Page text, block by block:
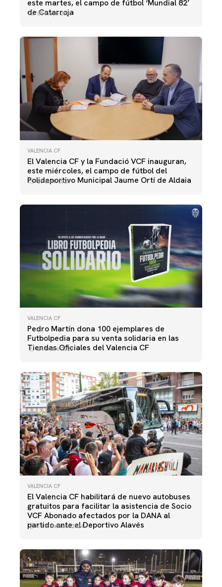
este martes, el campo de fútbol ‘Mundial 82’
de Catarroja
05 mayo 2025
VALENCIA CF
El Valencia CF y la Fundació VCF inauguran,
este miércoles, el campo de fútbol del
Polideportivo Municipal Jaume Ortí de Aldaia
28 abril 2025
VALENCIA CF
Pedro Martín dona 100 ejemplares de
Futbolpedia para su venta solidaria en las
Tiendas Oficiales del Valencia CF
24 enero 2025
VALENCIA CF
El Valencia CF habilitará de nuevo autobuses
gratuitos para facilitar la asistencia de Socio
VCF Abonado afectados por la DANA al
partido ante el Deportivo Alavés
13 diciembre 2024